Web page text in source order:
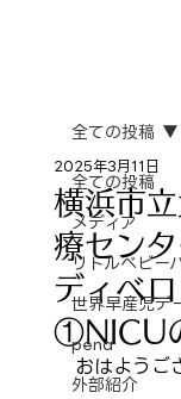
全ての投稿
メディア
リトルベビー
世界早産児デ
pena
外部紹介
全ての投稿
横浜市
療セン
ディベ
①NICU
2025年3月11日
おはようご